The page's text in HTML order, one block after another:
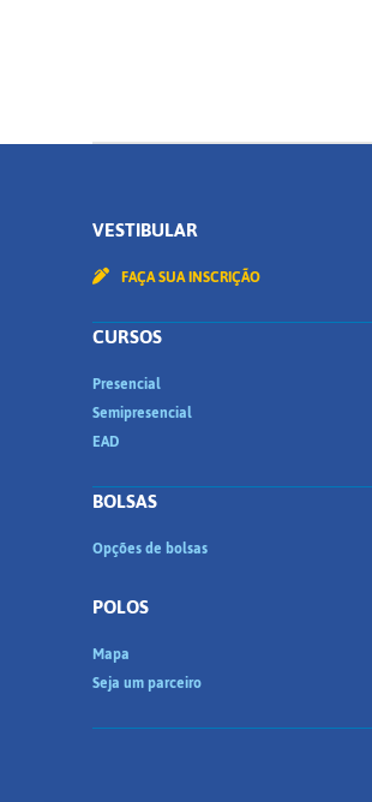
VESTIBULAR
FAÇA SUA INSCRIÇÃO
CURSOS
Presencial
Semipresencial
EAD
BOLSAS
Opções de bolsas
POLOS
Mapa
Seja um parceiro